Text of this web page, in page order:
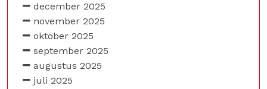
december 2025
november 2025
oktober 2025
september 2025
augustus 2025
juli 2025